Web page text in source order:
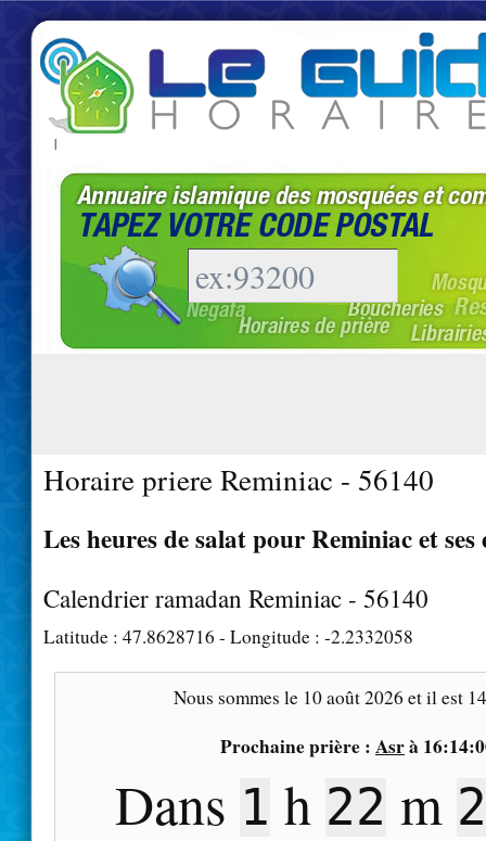
|
Horaire priere Reminiac - 56140
Les heures de salat pour Reminiac et ses
Calendrier ramadan Reminiac - 56140
Latitude : 47.8628716 - Longitude : -2.2332058
Nous sommes le 10 août 2026 et il est
Prochaine prière : Asrà
Dans 1 h 22 m